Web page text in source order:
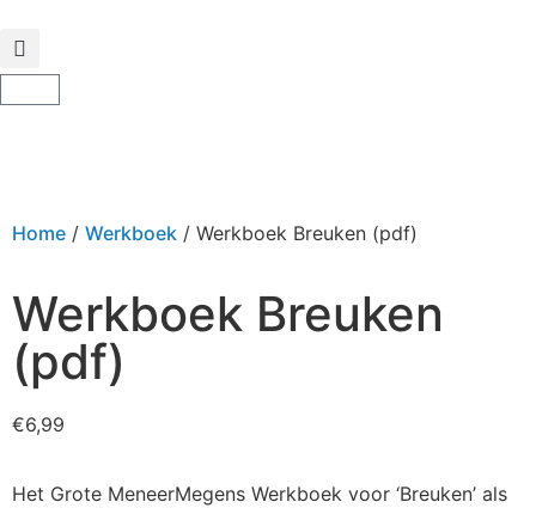
Home / Werkboek / Werkboek Breuken (pdf)
Werkboek Breuken
(pdf)
€6,99
Het Grote MeneerMegens Werkboek voor ‘Breuken’ als